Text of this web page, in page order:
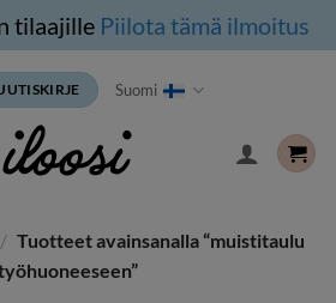
tilaajille Piilota tämä ilmoitus
Suomi
/ Tuotteet avainsanalla “muistitaulu